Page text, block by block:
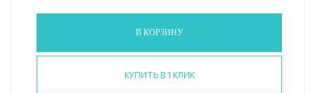
В КОРЗИНУ
КУПИТЬ В 1 КЛИК